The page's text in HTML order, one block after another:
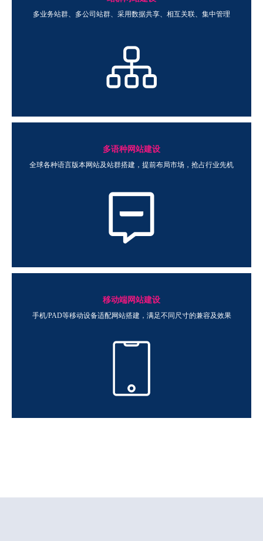
多业务站群、多公司站群、采用数据共享、相互关联、集中管理
多语种网站建设
全球各种语言版本网站及站群搭建，提前布局市场，抢占行业先机
移动端网站建设
手机/PAD等移动设备适配网站搭建，满足不同尺寸的兼容及效果